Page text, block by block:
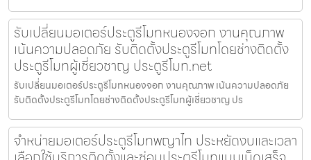
รับเปลี่ยนมอเตอร์ประตูรีโมทหนองจอก งานคุณภาพ
เน้นความปลอดภัย รับติดตั้งประตูรีโมทโดยช่างติดตั้ง
ประตูรีโมทผู้เชี่ยวชาญ ประตูรีโมท.net
รับเปลี่ยนมอเตอร์ประตูรีโมทหนองจอก งานคุณภาพ เน้นความปลอดภัย
รับติดตั้งประตูรีโมทโดยช่างติดตั้งประตูรีโมทผู้เชี่ยวชาญ ปร
จำหน่ายมอเตอร์ประตูรีโมทพญาไท ประหยัดงบและเวลา